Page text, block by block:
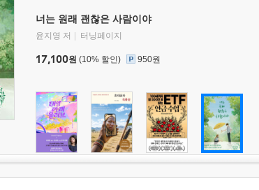
너는 원래 괜찮은 사람이야
윤지영 저 터닝페이지
17,100원 (10% 할인) 950원